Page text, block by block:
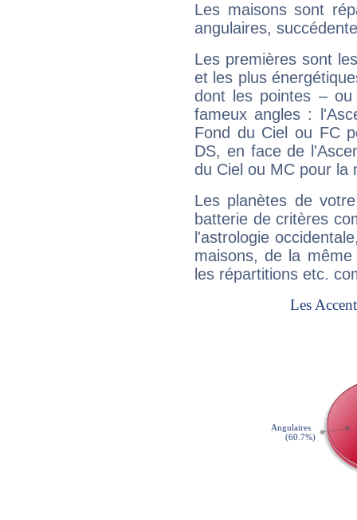
Les maisons sont
angulaires,
Les premières sont
et les plus
dont les pointes –
fameux angles :
Fond du Ciel ou FC
DS, en face de
du Ciel ou MC pour la
Les planètes de
batterie de critères
l'astrologie
maisons, de la
les répartitions etc.